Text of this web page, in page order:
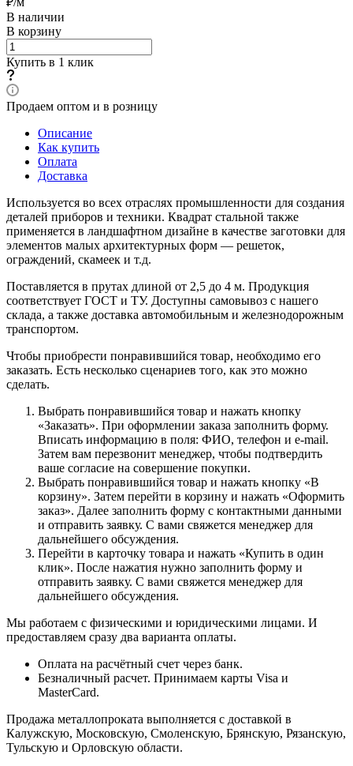
В наличии
В корзину
Купить в 1 клик
Продаем оптом и в розницу
Описание
Как купить
Оплата
Доставка
Используется во всех отраслях промышленности для создания
деталей приборов и техники. Квадрат стальной также
применяется в ландшафтном дизайне в качестве заготовки для
элементов малых архитектурных форм — решеток,
ограждений, скамеек и т.д.
Поставляется в прутах длиной от 2,5 до 4 м. Продукция
соответствует ГОСТ и ТУ. Доступны самовывоз с нашего
склада, а также доставка автомобильным и железнодорожным
транспортом.
Чтобы приобрести понравившийся товар, необходимо его
заказать. Есть несколько сценариев того, как это можно
сделать.
Выбрать понравившийся товар и нажать кнопку
«Заказать». При оформлении заказа заполнить форму.
Вписать информацию в поля: ФИО, телефон и e-mail.
Затем вам перезвонит менеджер, чтобы подтвердить
ваше согласие на совершение покупки.
Выбрать понравившийся товар и нажать кнопку «В
корзину». Затем перейти в корзину и нажать «Оформить
заказ». Далее заполнить форму с контактными данными
и отправить заявку. С вами свяжется менеджер для
дальнейшего обсуждения.
Перейти в карточку товара и нажать «Купить в один
клик». После нажатия нужно заполнить форму и
отправить заявку. С вами свяжется менеджер для
дальнейшего обсуждения.
Мы работаем с физическими и юридическими лицами. И
предоставляем сразу два варианта оплаты.
Оплата на расчётный счет через банк.
Безналичный расчет. Принимаем карты Visa и
MasterCard.
Продажа металлопроката выполняется с доставкой в
Калужскую, Московскую, Смоленскую, Брянскую, Рязанскую,
Тульскую и Орловскую области.